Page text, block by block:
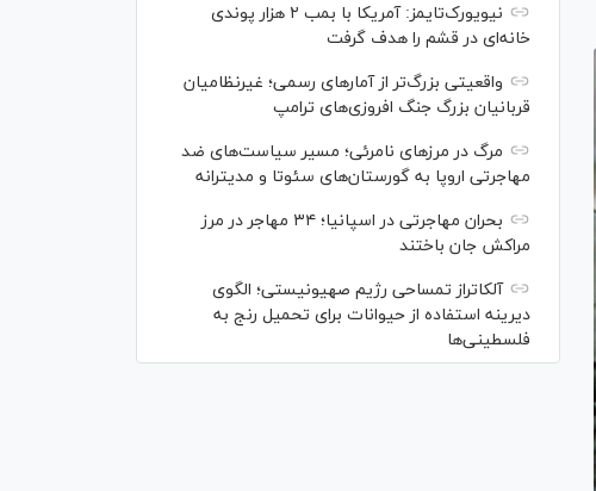
نیویورک‌تایمز: آمریکا با بمب ۲ هزار پوندی
خانه‌ای در قشم را هدف گرفت
واقعیتی بزرگ‌تر از آمار‌های رسمی؛ غیرنظامیان
قربانیان بزرگ جنگ افروزی‌های ترامپ
مرگ در مرز‌های نامرئی؛ مسیر سیاست‌های ضد
مهاجرتی اروپا به گورستان‌های سئوتا و مدیترانه
بحران مهاجرتی در اسپانیا؛ ۳۴ مهاجر در مرز
مراکش جان باختند
آلکاتراز تمساحی رژیم صهیونیستی؛ الگوی
دیرینه استفاده از حیوانات برای تحمیل رنج به
فلسطینی‌ها